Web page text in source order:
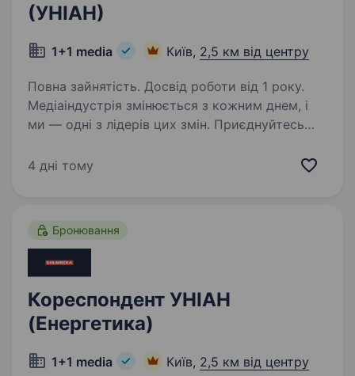
(УНІАН)
1+1 media Київ, 2,5 км від центру
Повна зайнятість. Досвід роботи від 1 року.
Медіаіндустрія змінюється з кожним днем, і
ми — одні з лідерів цих змін. Приєднуйтесь
стандарти галузі й творять майбутнє медіа
4 дні тому
Бронювання
Кореспондент УНІАН
(Енергетика)
1+1 media Київ, 2,5 км від центру